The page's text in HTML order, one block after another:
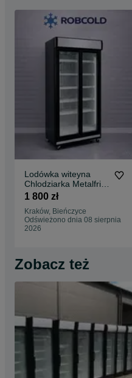
Lodówka witeyna
Chlodziarka Metalfrio
90 cm 900 litr 2016 r
1 800 zł
Kraków, Bieńczyce
Odświeżono dnia 08 sierpnia
2026
Zobacz też